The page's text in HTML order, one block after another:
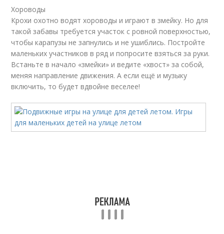
Хороводы
Крохи охотно водят хороводы и играют в змейку. Но для
такой забавы требуется участок с ровной поверхностью,
чтобы карапузы не запнулись и не ушиблись. Постройте
маленьких участников в ряд и попросите взяться за руки.
Встаньте в начало «змейки» и ведите «хвост» за собой,
меняя направление движения. А если ещё и музыку
включить, то будет вдвойне веселее!